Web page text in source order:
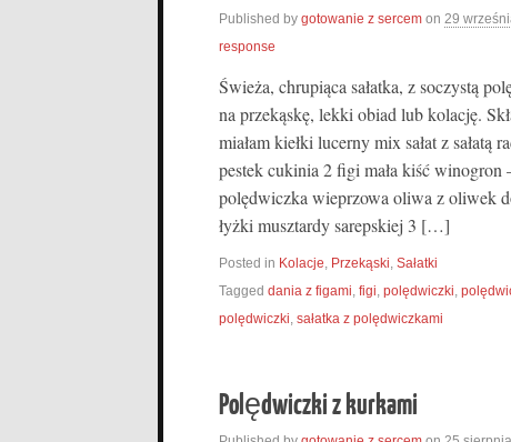
Published by gotowanie z sercem on 29
response
Świeża, chrupiąca sałatka, z soczystą
na przekąskę, lekki obiad lub kolację.
miałam kiełki lucerny mix sałat z sałatą
pestek cukinia 2 figi mała kiść winogron
polędwiczka wieprzowa oliwa z oliwek
łyżki musztardy sarepskiej 3 […]
Posted in Kolacje Przekąski Sałatki
Tagged dania z figami figi polędwiczki
polędwiczki sałatka z polędwiczkami
Polędwiczki z kurkami